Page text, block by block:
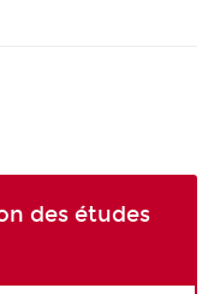
des études